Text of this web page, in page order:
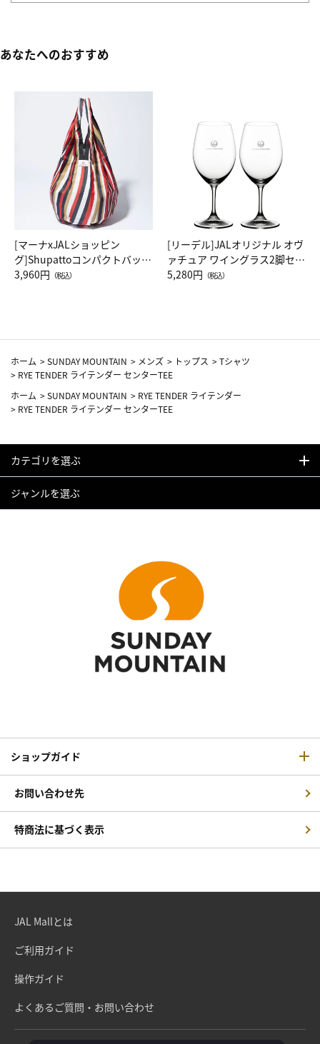
あなたへのおすすめ
[マーナxJALショッピン
グ]Shupattoコンパクトバッグ
Drop JAL客室乗務員（LC）ス
3,960円 （税込）
[リーデル]JALオリジナル オヴ
ァチュア ワイングラス2脚セッ
ト（レッドワイン）
5,280円 （税込）
ホーム >SUNDAY MOUNTAIN > メンズ > トップス >Tシャツ
> RYE TENDER ライテンダー センターTEE
ホーム >SUNDAY MOUNTAIN > RYE TENDER ライテンダー
> RYE TENDER ライテンダー センターTEE
カテゴリを選ぶ
ジャンルを選ぶ
ショップガイド
お問い合わせ先
特商法に基づく表示
JAL Mallとは
ご利用ガイド
操作ガイド
よくあるご質問・お問い合わせ